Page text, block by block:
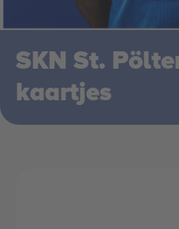
SKN St.
kaartjes